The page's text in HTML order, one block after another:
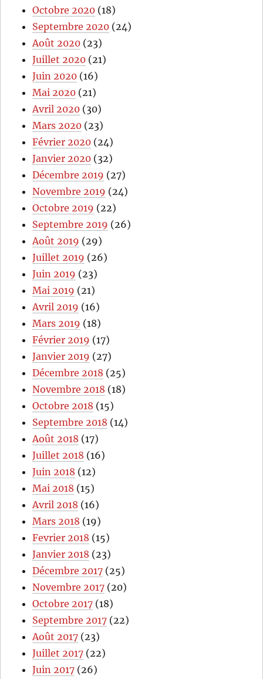
Octobre 2020 (18)
Septembre 2020 (24)
Août 2020 (23)
Juillet 2020 (21)
Juin 2020 (16)
Mai 2020 (21)
Avril 2020 (30)
Mars 2020 (23)
Février 2020 (24)
Janvier 2020 (32)
Décembre 2019 (27)
Novembre 2019 (24)
Octobre 2019 (22)
Septembre 2019 (26)
Août 2019 (29)
Juillet 2019 (26)
Juin 2019 (23)
Mai 2019 (21)
Avril 2019 (16)
Mars 2019 (18)
Février 2019 (17)
Janvier 2019 (27)
Décembre 2018 (25)
Novembre 2018 (18)
Octobre 2018 (15)
Septembre 2018 (14)
Août 2018 (17)
Juillet 2018 (16)
Juin 2018 (12)
Mai 2018 (15)
Avril 2018 (16)
Mars 2018 (19)
Fevrier 2018 (15)
Janvier 2018 (23)
Décembre 2017 (25)
Novembre 2017 (20)
Octobre 2017 (18)
Septembre 2017 (22)
Août 2017 (23)
Juillet 2017 (22)
Juin 2017 (26)